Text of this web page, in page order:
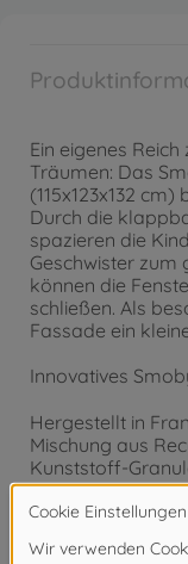
Ein eigenes
Träumen: Das
(115x123x132
Durch die
spazieren die
Geschwister zum
können die
schließen. Als
Fassade ein
Innovatives
Hergestellt in
Mischung aus
Kunststoff-
der Smoby Life
aus Stabilität und
Kinderspielhaus